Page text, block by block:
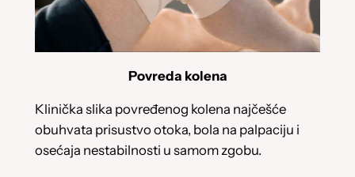
Povreda kolena
Klinička slika povređenog kolena najčešće
obuhvata prisustvo otoka, bola na palpaciju i
osećaja nestabilnosti u samom zgobu.